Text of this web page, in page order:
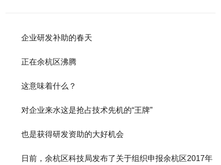
企业研发补助的春天
正在余杭区沸腾
这意味着什么？
对企业来水这是抢占技术先机的“王牌”
也是获得研发资助的大好机会
日前，余杭区科技局发布了关于组织申报余杭区2017年